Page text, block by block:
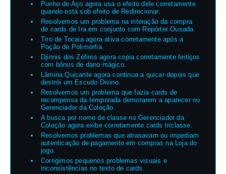
Punho de Aço agora usa o efeito dele corretamente
quando está sob efeito de Redirecionar.
Resolvemos um problema na interação da compra
de cards de Ira em conjunto com Repórter Ousada.
Tiro de Tocaia agora ativa corretamente após a
Poção de Polimorfia.
Djinnis dos Zéfiros agora copia corretamente feitiços
com bônus de dano mágico.
Lâmina Quicante agora continua a quicar depois que
destrói um Escudo Divino.
Resolvemos um problema que fazia cards de
recompensa da temporada demorarem a aparecer no
Gerenciador da Coleção.
A busca por nome de classe no Gerenciador da
Coleção agora exibe corretamente cards triclasse.
Resolvemos problemas que atrasavam ou impediam
autenticação de pagamento em compras na Loja do
jogo.
Corrigimos pequenos problemas visuais e
inconsistências no texto de cards.